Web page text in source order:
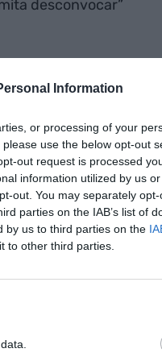
Information
or processing of your
use the below opt-out
out request is processed
information utilized by us
out. You may separately
parties on the IAB’s list of
by us to third parties on the
to other third parties.
desconvocar”
de este
condiciones de
de
así como
de los